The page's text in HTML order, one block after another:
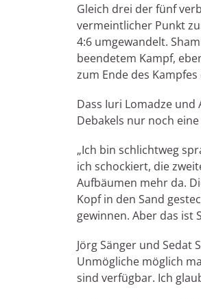
Gleich drei der fünf
vermeintlicher Punkt
4:6 umgewandelt.
beendetem Kampf,
zum Ende des
Dass Iuri Lomadze
Debakels nur noch
„Ich bin schlichtweg
ich schockiert, die
Aufbäumen mehr da.
Kopf in den Sand
gewinnen. Aber das ist
Jörg Sänger und Sedat
Unmögliche möglich
sind verfügbar. Ich